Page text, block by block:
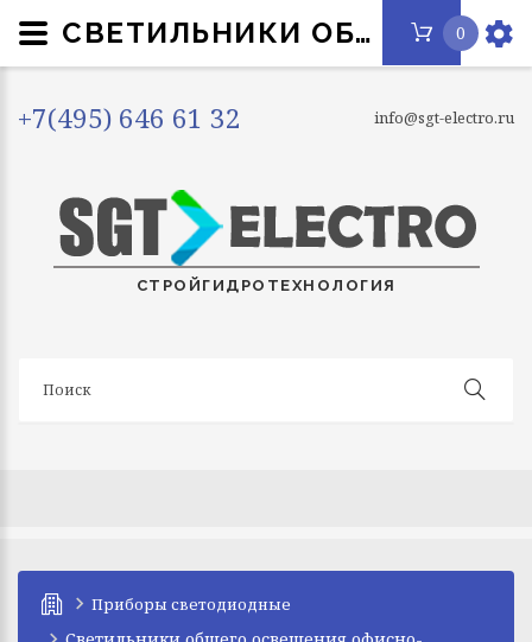
+7(495) 646 61 32 info@sgt-electro.ru
СТРОЙГИДРОТЕХНОЛОГИЯ
0
Приборы светодиодные
СВЕТИЛЬНИКИ ОБЩЕГО ОСВЕЩЕНИЯ ОФИСНО-АДМИНИСТРАТИВНЫХ ПОМЕЩЕНИЙ LED